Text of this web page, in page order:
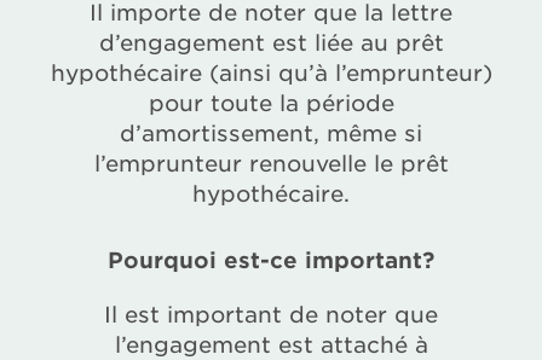
Il importe de noter que la lettre
d’engagement est liée au prêt
hypothécaire (ainsi qu’à l’emprunteur)
pour toute la période
d’amortissement, même si
l’emprunteur renouvelle le prêt
hypothécaire.
Pourquoi est-ce important?
Il est important de noter que
l’engagement est attaché à